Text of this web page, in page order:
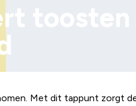
toosten
Met dit tappunt zorgt